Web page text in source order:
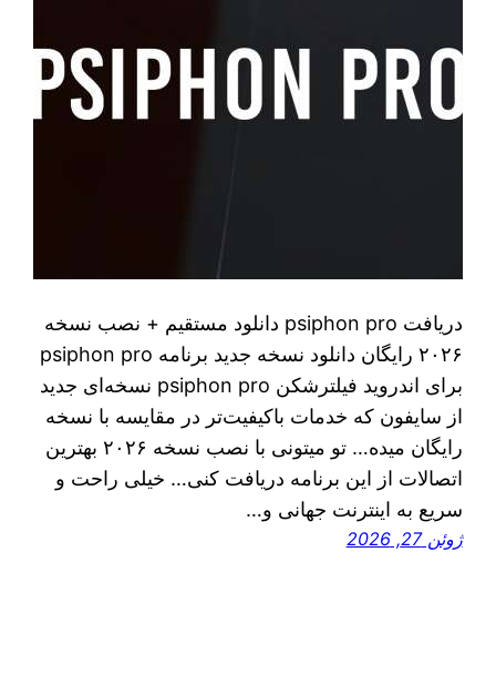
دریافت psiphon pro دانلود مستقیم + نصب نسخه
۲۰۲۶ رایگان دانلود نسخه جدید برنامه psiphon pro
برای اندروید فیلترشکن psiphon pro نسخه‌ای جدید
از سایفون که خدمات باکیفیت‌تر در مقایسه با نسخه
رایگان میده… تو میتونی با نصب نسخه ۲۰۲۶ بهترین
اتصالات از این برنامه دریافت کنی… خیلی راحت و
سریع به اینترنت جهانی و…
ژوئن 27, 2026